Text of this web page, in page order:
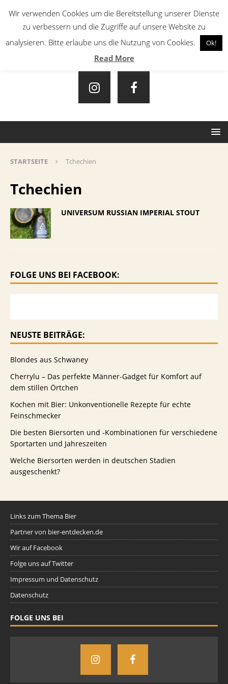
STARTSEITE Tchechien
Tchechien
UNIVERSUM RUSSIAN IMPERIAL STOUT
FOLGE UNS BEI FACEBOOK:
NEUSTE BEITRÄGE:
Blondes aus Schwaney
Cherrylu – Das perfekte Männer-Gadget für Komfort auf
dem stillen Örtchen
Kochen mit Bier: Unkonventionelle Rezepte für echte
Feinschmecker
Die besten Biersorten und -Kombinationen für verschiedene
Sportarten und Jahreszeiten
Welche Biersorten werden in deutschen Stadien
ausgeschenkt?
Links zum Thema Bier
Partner von bier-entdecken.de
Wir auf Facebook
Folge uns auf Twitter
Impressum und Datenschutz
Datenschutz
FOLGE UNS BEI
Wir verwenden Cookies um die Bereitstellung unserer Dienste
zu verbessern und die Zugriffe auf unsere Website zu
analysieren. Bitte erlaube uns die Nutzung von Cookies.
Ok!
Read More